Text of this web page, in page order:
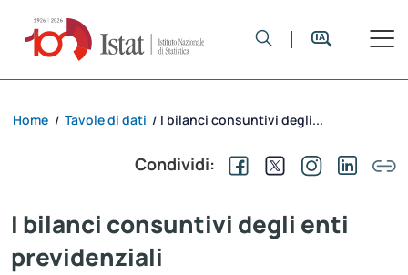
Home / Tavole di dati / I bilanci consuntivi degli...
Condividi:
I bilanci consuntivi degli enti
previdenziali